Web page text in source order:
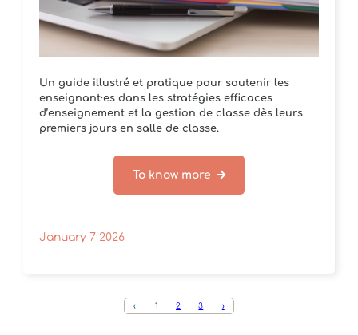
Un guide illustré et pratique pour soutenir les
enseignant·es dans les stratégies efficaces
d’enseignement et la gestion de classe dès leurs
premiers jours en salle de classe.
To know more
January 7 2026
‹ 1 2 3 ›